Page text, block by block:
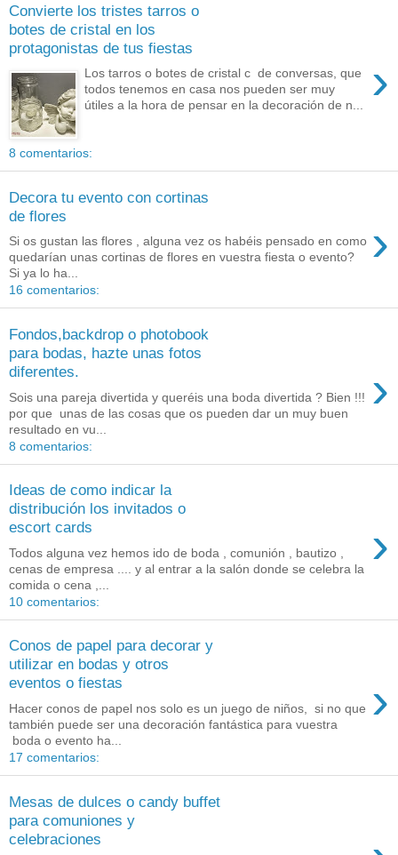
Convierte los tristes tarros o
botes de cristal en los
protagonistas de tus fiestas
›
Los tarros o botes de cristal c de conversas, que
todos tenemos en casa nos pueden ser muy
útiles a la hora de pensar en la decoración de n...
8 comentarios:
Decora tu evento con cortinas
de flores
›
Si os gustan las flores , alguna vez os habéis pensado en como
quedarían unas cortinas de flores en vuestra fiesta o evento?
Si ya lo ha...
16 comentarios:
Fondos,backdrop o photobook
para bodas, hazte unas fotos
diferentes.
›
Sois una pareja divertida y queréis una boda divertida ? Bien !!!
por que unas de las cosas que os pueden dar un muy buen
resultado en vu...
8 comentarios:
Ideas de como indicar la
distribución los invitados o
escort cards
›
Todos alguna vez hemos ido de boda , comunión , bautizo ,
cenas de empresa .... y al entrar a la salón donde se celebra la
comida o cena ,...
10 comentarios:
Conos de papel para decorar y
utilizar en bodas y otros
eventos o fiestas
›
Hacer conos de papel nos solo es un juego de niños, si no que
también puede ser una decoración fantástica para vuestra
boda o evento ha...
17 comentarios:
Mesas de dulces o candy buffet
para comuniones y
celebraciones